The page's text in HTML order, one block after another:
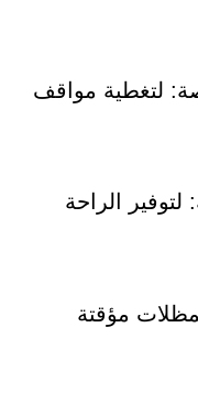
لتغطية مواقف
الراحة
مؤقتة